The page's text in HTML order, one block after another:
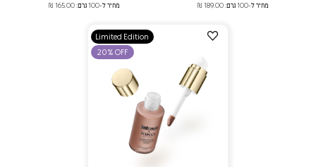
מחיר ל-100 גרם: 189.00 ₪ מחיר ל-100 גרם: 165.00 ₪
הוספה
Limited Edition
20% OFF